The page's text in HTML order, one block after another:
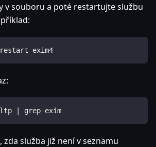
v souboru a poté restartujte službu
exim4
| grep exim
služba již není v seznamu